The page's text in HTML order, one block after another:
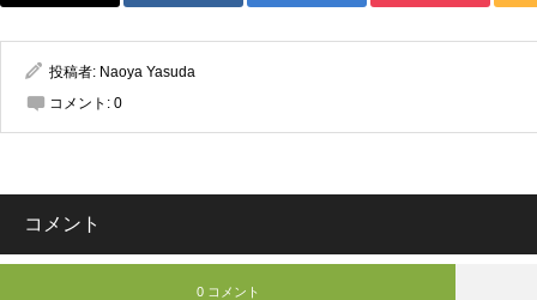
投稿者: Naoya Yasuda
コメント: 0
コメント
0 コメント